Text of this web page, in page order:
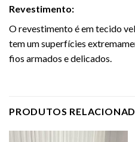
Revestimento:
O revestimento é em tecido
tem um superfícies
fios armados e delicados.
PRODUTOS